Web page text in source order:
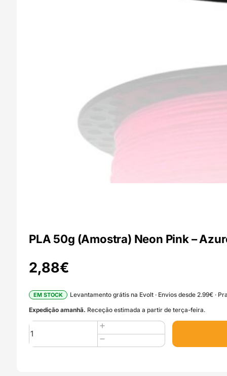
PLA 50g (Amostra) Neon Pink –
2,88€
EM STOCK
Levantamento grátis na Evolt · Envios desde 2.99€ ·
Expedição amanhã. Receção estimada a partir de terça-feira.
Quantidade
de
PLA